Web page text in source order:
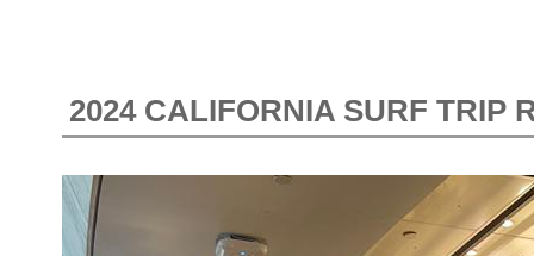
2024 CALIFORNIA SURF TRIP